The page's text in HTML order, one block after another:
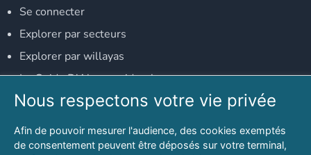
Se connecter
Explorer par secteurs
Explorer par willayas
Le Guide D'Alger, guide-alger.com
NOS RÉSEAUX SOCIAUX
Notre page Facebook
Nous respectons votre vie privée
Afin de pouvoir mesurer l'audience, des cookies exemptés
de consentement peuvent être déposés sur votre terminal,